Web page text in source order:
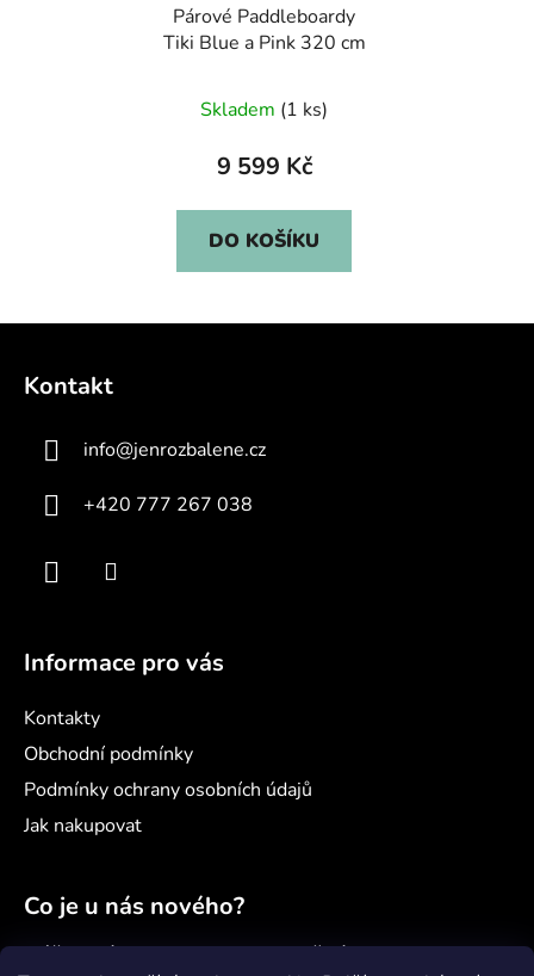
Párové Paddleboardy
Tiki Blue a Pink 320 cm
Skladem (1 ks)
9 599 Kč
DO KOŠÍKU
Kontakt
info@jenrozbalene.cz
+420 777 267 038
Informace pro vás
Kontakty
Obchodní podmínky
Podmínky ochrany osobních údajů
Jak nakupovat
Co je u nás nového?
Náš nový projekt: samoobslužný minimarket